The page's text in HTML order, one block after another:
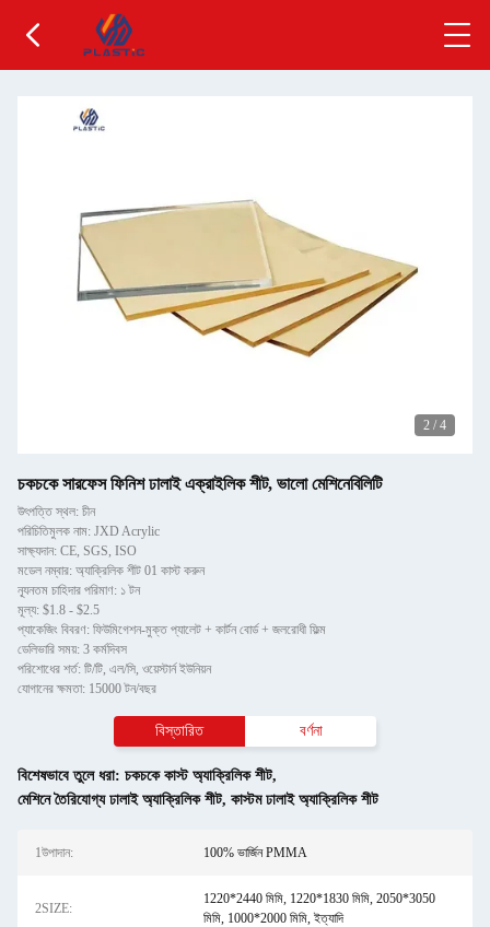
2 / 4
চকচকে সারফেস ফিনিশ ঢালাই এক্রাইলিক শীট, ভালো মেশিনেবিলিটি
উৎপত্তি স্থল: চীন
পরিচিতিমুলক নাম: JXD Acrylic
সাক্ষ্যদান: CE, SGS, ISO
মডেল নম্বার: অ্যাক্রিলিক শীট 01 কাস্ট করুন
ন্যূনতম চাহিদার পরিমাণ: ১ টন
মূল্য: $1.8 - $2.5
প্যাকেজিং বিবরণ: ফিউমিগেশন-মুক্ত প্যালেট + কার্টন বোর্ড + জলরোধী ফিল্ম
ডেলিভারি সময়: 3 কর্মদিবস
পরিশোধের শর্ত: টি/টি, এল/সি, ওয়েস্টার্ন ইউনিয়ন
যোগানের ক্ষমতা: 15000 টন/বছর
বিস্তারিত বর্ণনা
বিশেষভাবে তুলে ধরা: চকচকে কাস্ট অ্যাক্রিলিক শীট,
মেশিনে তৈরিযোগ্য ঢালাই অ্যাক্রিলিক শীট, কাস্টম ঢালাই অ্যাক্রিলিক শীট
1উপাদান: 100% ভার্জিন PMMA
2SIZE:
1220*2440 মিমি, 1220*1830 মিমি, 2050*3050
মিমি, 1000*2000 মিমি, ইত্যাদি